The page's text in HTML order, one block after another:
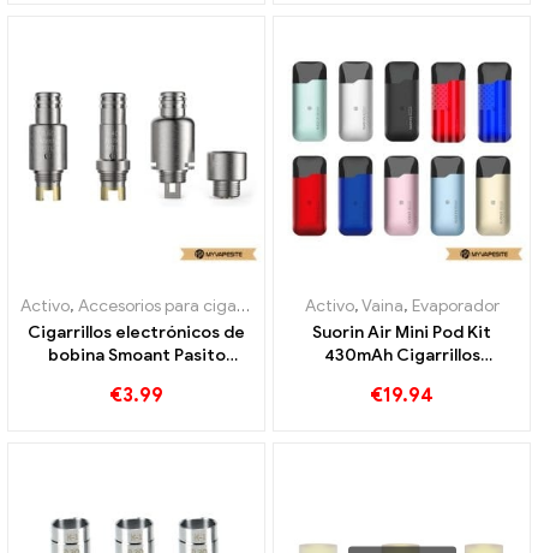
Activo, Accesorios para cigarrillos electrónicos ,Evaporador
Cigarrillos electrónicos de
bobina Smoant Pasito
personalizados
€3.99
Activo,Vaina, Evaporador
Suorin Air Mini Pod Kit
430mAh Cigarrillos
Personalizado
€19.94